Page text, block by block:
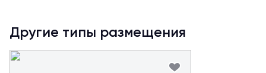
Другие типы размещения